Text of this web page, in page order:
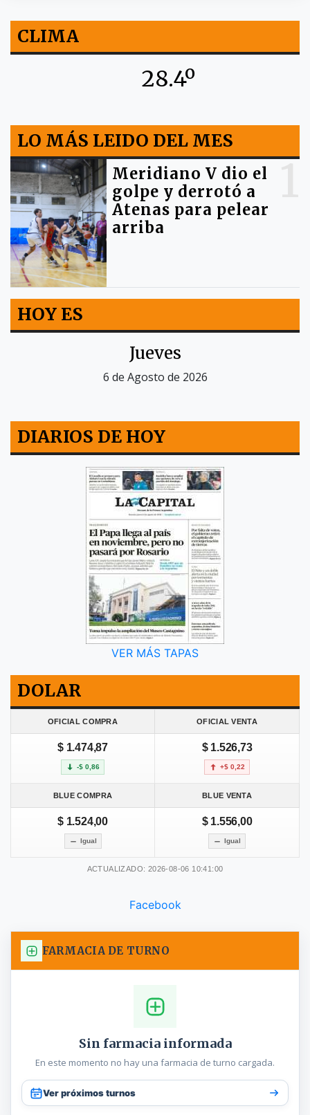
CLIMA
28.4º
LO MÁS LEIDO DEL MES
Meridiano V dio el
golpe y derrotó a
Atenas para pelear
arriba
HOY ES
Jueves
6 de Agosto de 2026
DIARIOS DE HOY
VER MÁS TAPAS
DOLAR
OFICIAL COMPRA OFICIAL VENTA
$ 1.474,87
-$ 0,86
$ 1.526,73
+$ 0,22
BLUE COMPRA BLUE VENTA
$ 1.524,00
Igual
$ 1.556,00
Igual
ACTUALIZADO: 2026-08-06 10:41:00
Facebook
FARMACIA DE TURNO
Sin farmacia informada
En este momento no hay una farmacia de turno cargada.
Ver próximos turnos